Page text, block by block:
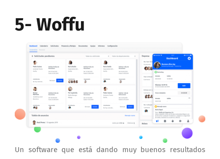
5- Woffu
Un software que está dando muy buenos resultados